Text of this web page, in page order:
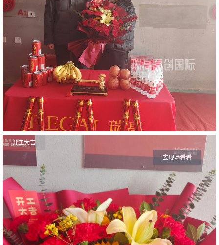
开工大吉
去现场看看